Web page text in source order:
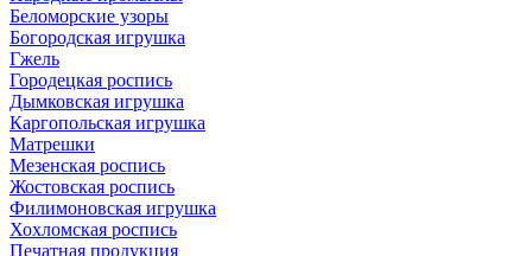
Беломорские узоры
Богородская игрушка
Гжель
Городецкая роспись
Дымковская игрушка
Каргопольская игрушка
Матрешки
Мезенская роспись
Жостовская роспись
Филимоновская игрушка
Хохломская роспись
Печатная продукция